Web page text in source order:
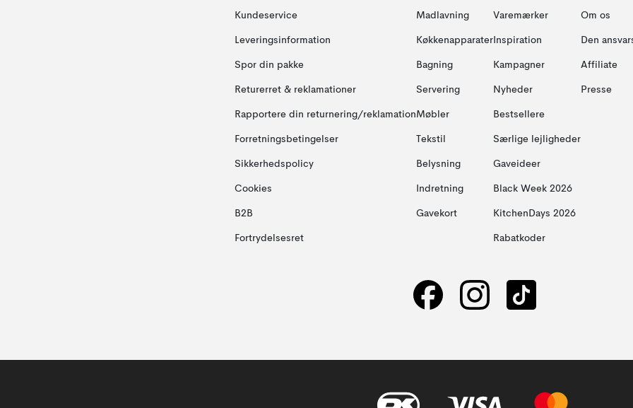
Kundeservice
Leveringsinformation
Spor din pakke
Returerret & reklamationer
Rapportere din returnering/reklamation
Forretningsbetingelser
Sikkerhedspolicy
Cookies
B2B
Fortrydelsesret
Madlavning
Køkkenapparater
Bagning
Servering
Møbler
Tekstil
Belysning
Indretning
Gavekort
Varemærker
Inspiration
Kampagner
Nyheder
Bestsellere
Særlige lejligheder
Gaveideer
Black Week 2026
KitchenDays 2026
Rabatkoder
Om os
Den
Affiliate
Presse